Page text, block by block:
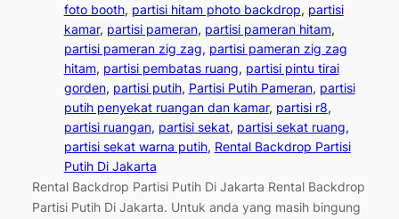
foto booth, partisi hitam photo backdrop, partisi
kamar, partisi pameran, partisi pameran hitam
partisi pameran zig zag, partisi pameran zig zag
hitam, partisi pembatas ruang, partisi pintu tirai
gorden, partisi putih, Partisi Putih Pameran, partisi
putih penyekat ruangan dan kamar, partisi r8
partisi ruangan, partisi sekat, partisi sekat ruang
partisi sekat warna putih, Rental Backdrop Partisi
Putih Di Jakarta
Rental Backdrop Partisi Putih Di Jakarta Rental Backdrop
Partisi Putih Di Jakarta. Untuk anda yang masih bingung